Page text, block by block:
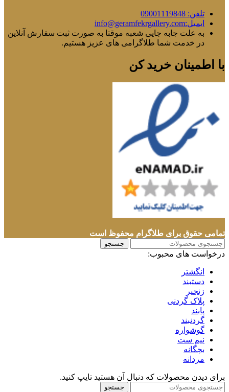
تلفن: 09001119848
ایمیل:info@geramfekrgallery.com
به علت جابه جایی شعبه موقتا به صورت ثبت سفارش آنلاین
در خدمت شما طلاگرامی های عزیز هستیم.
با اطمینان خرید کن
تمامی حقوق برای طلاگرام محفوظ است
جستجو
درخواست های محبوب:
انگشتر
دستبند
زنجیر
پلاک گردنی
پابند
گردنبند
گوشواره
نیم ست
بچگانه
مردانه
برای دیدن محصولات که دنبال آن هستید تایپ کنید.
جستجو